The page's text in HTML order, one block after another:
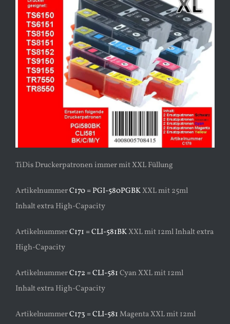
TiDis Druckerpatronen immer mit XXL Füllung
ArtikelnummerC170 = PGI-580PGBKXXL mit 25ml
Inhalt extra High-Capacity
ArtikelnummerC171 = CLI-581BKXXL mit 12ml Inhalt extra
High-Capacity
ArtikelnummerC172 = CLI-581Cyan XXL mit 12ml
Inhalt extra High-Capacity
ArtikelnummerC173 = CLI-581Magenta XXL mit 12ml